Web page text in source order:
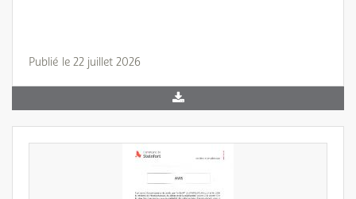
Publié le 22 juillet 2026